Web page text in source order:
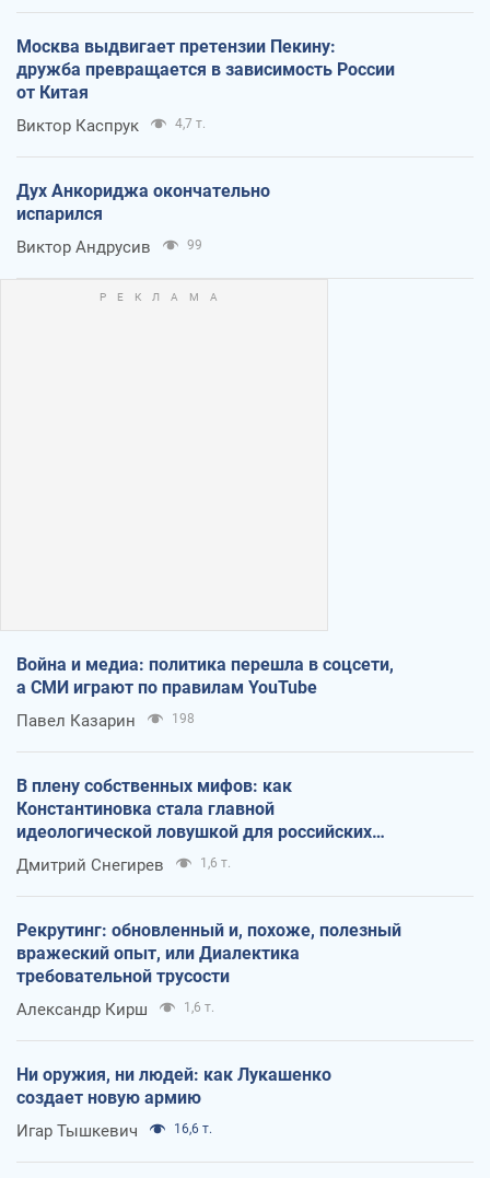
Москва выдвигает претензии Пекину:
дружба превращается в зависимость России
от Китая
Виктор Каспрук 4,7 т.
Дух Анкориджа окончательно
испарился
Виктор Андрусив 99
Война и медиа: политика перешла в соцсети,
а СМИ играют по правилам YouTube
Павел Казарин 198
В плену собственных мифов: как
Константиновка стала главной
идеологической ловушкой для российских
оккупантов
Дмитрий Снегирев 1,6 т.
Рекрутинг: обновленный и, похоже, полезный
вражеский опыт, или Диалектика
требовательной трусости
Александр Кирш 1,6 т.
Ни оружия, ни людей: как Лукашенко
создает новую армию
Игар Тышкевич 16,6 т.